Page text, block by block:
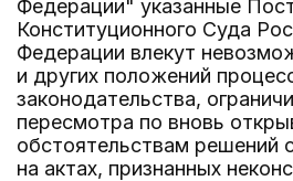
Федерации" указанные
Конституционного Суда
Федерации влекут
и других положений
законодательства,
пересмотра по вновь
обстоятельствам решений
на актах, признанных